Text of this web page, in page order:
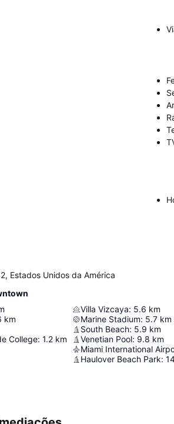
Estados Unidos da América
km
College: 1.2 km
Villa Vizcaya: 5.6 km
Marine Stadium: 5.7 km
South Beach: 5.9 km
Venetian Pool: 9.8 km
Miami International
Haulover Beach Park: